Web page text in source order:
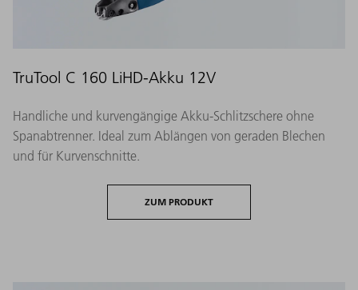
TruTool C 160 LiHD-Akku 12V
Handliche und kurvengängige Akku-Schlitzschere ohne
Spanabtrenner. Ideal zum Ablängen von geraden Blechen
und für Kurvenschnitte.
ZUM PRODUKT